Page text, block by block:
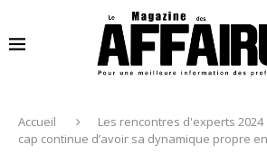
Accueil Les rencontres d'experts 2024
cap continue d’avoir sa dynamique propre